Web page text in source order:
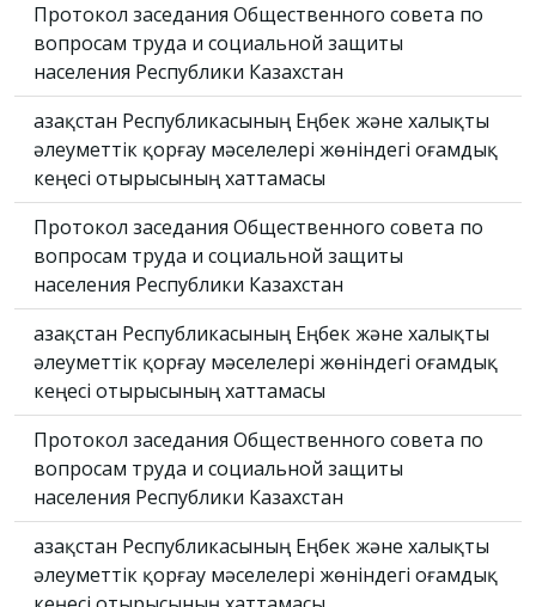
Протокол заседания Общественного совета по
вопросам труда и социальной защиты
населения Республики Казахстан
Қазақстан Республикасының Еңбек және халықты
әлеуметтік қорғау мәселелері жөніндегі Қоғамдық
кеңесі отырысының хаттамасы
Протокол заседания Общественного совета по
вопросам труда и социальной защиты
населения Республики Казахстан
Қазақстан Республикасының Еңбек және халықты
әлеуметтік қорғау мәселелері жөніндегі Қоғамдық
кеңесі отырысының хаттамасы
Протокол заседания Общественного совета по
вопросам труда и социальной защиты
населения Республики Казахстан
Қазақстан Республикасының Еңбек және халықты
әлеуметтік қорғау мәселелері жөніндегі Қоғамдық